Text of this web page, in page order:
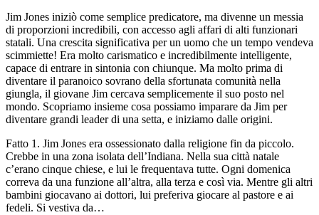
Jim Jones iniziò come semplice predicatore, ma divenne un messia
di proporzioni incredibili, con accesso agli affari di alti funzionari
statali. Una crescita significativa per un uomo che un tempo vendeva
scimmiette! Era molto carismatico e incredibilmente intelligente,
capace di entrare in sintonia con chiunque. Ma molto prima di
diventare il paranoico sovrano della sfortunata comunità nella
giungla, il giovane Jim cercava semplicemente il suo posto nel
mondo. Scopriamo insieme cosa possiamo imparare da Jim per
diventare grandi leader di una setta, e iniziamo dalle origini.
Fatto 1. Jim Jones era ossessionato dalla religione fin da piccolo.
Crebbe in una zona isolata dell’Indiana. Nella sua città natale
c’erano cinque chiese, e lui le frequentava tutte. Ogni domenica
correva da una funzione all’altra, alla terza e così via. Mentre gli altri
bambini giocavano ai dottori, lui preferiva giocare al pastore e ai
fedeli. Si vestiva da…